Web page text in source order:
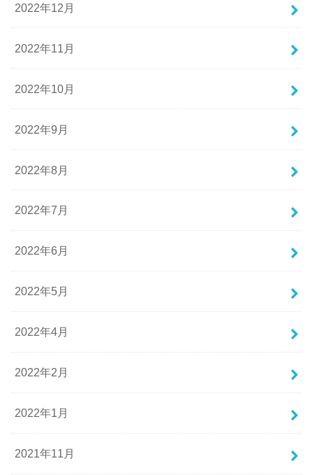
2022年12月
2022年11月
2022年10月
2022年9月
2022年8月
2022年7月
2022年6月
2022年5月
2022年4月
2022年2月
2022年1月
2021年11月